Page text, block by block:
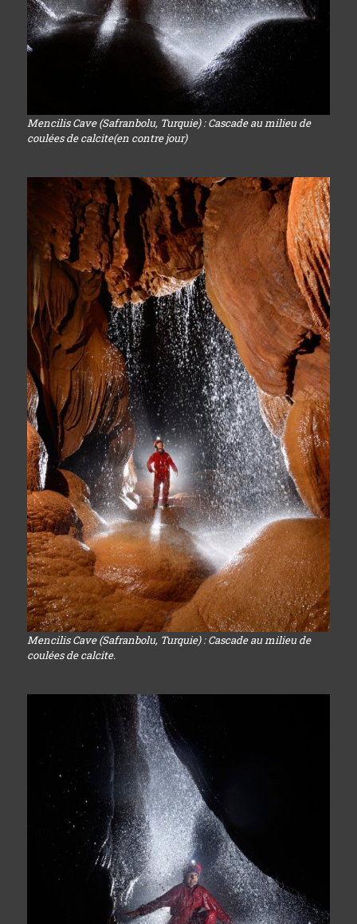
Mencilis Cave (Safranbolu, Turquie) : Cascade au milieu de
coulées de calcite(en contre jour)
Mencilis Cave (Safranbolu, Turquie) : Cascade au milieu de
coulées de calcite.